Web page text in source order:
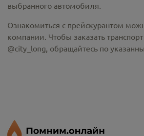
выбранного автомобиля.
Ознакомиться с прейскурантом
компании. Чтобы заказать
@city_long, обращайтесь по